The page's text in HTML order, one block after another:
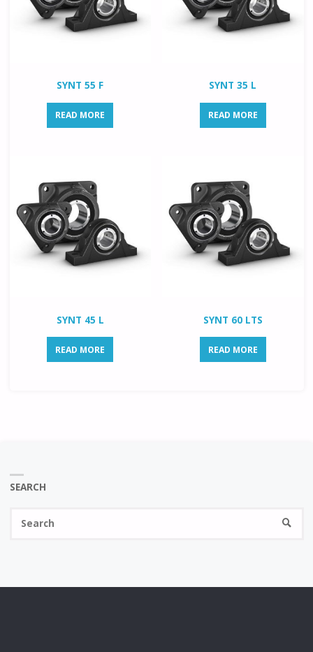
SYNT 55 F
READ MORE
SYNT 35 L
READ MORE
SYNT 45 L
READ MORE
SYNT 60 LTS
READ MORE
SEARCH